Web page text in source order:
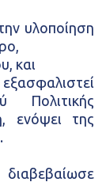
υλοποίηση
και
ενόψει της